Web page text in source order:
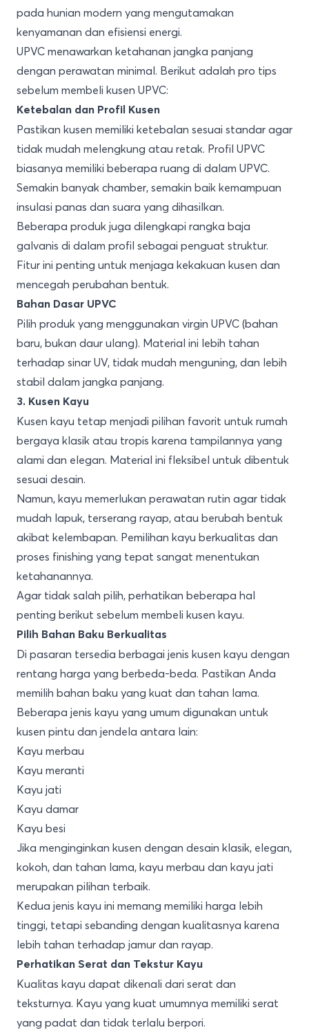
pada hunian modern yang mengutamakan
kenyamanan dan efisiensi energi.
UPVC menawarkan ketahanan jangka panjang
dengan perawatan minimal. Berikut adalah pro tips
sebelum membeli kusen UPVC:
Ketebalan dan Profil Kusen
Pastikan kusen memiliki ketebalan sesuai standar agar
tidak mudah melengkung atau retak. Profil UPVC
biasanya memiliki beberapa ruang di dalam UPVC.
Semakin banyak chamber, semakin baik kemampuan
insulasi panas dan suara yang dihasilkan.
Beberapa produk juga dilengkapi rangka baja
galvanis di dalam profil sebagai penguat struktur.
Fitur ini penting untuk menjaga kekakuan kusen dan
mencegah perubahan bentuk.
Bahan Dasar UPVC
Pilih produk yang menggunakan virgin UPVC (bahan
baru, bukan daur ulang). Material ini lebih tahan
terhadap sinar UV, tidak mudah menguning, dan lebih
stabil dalam jangka panjang.
3. Kusen Kayu
Kusen kayu tetap menjadi pilihan favorit untuk rumah
bergaya klasik atau tropis karena tampilannya yang
alami dan elegan. Material ini fleksibel untuk dibentuk
sesuai desain.
Namun, kayu memerlukan perawatan rutin agar tidak
mudah lapuk, terserang rayap, atau berubah bentuk
akibat kelembapan. Pemilihan kayu berkualitas dan
proses finishing yang tepat sangat menentukan
ketahanannya.
Agar tidak salah pilih, perhatikan beberapa hal
penting berikut sebelum membeli kusen kayu.
Pilih Bahan Baku Berkualitas
Di pasaran tersedia berbagai jenis kusen kayu dengan
rentang harga yang berbeda-beda. Pastikan Anda
memilih bahan baku yang kuat dan tahan lama.
Beberapa jenis kayu yang umum digunakan untuk
kusen pintu dan jendela antara lain:
Kayu merbau
Kayu meranti
Kayu jati
Kayu damar
Kayu besi
Jika menginginkan kusen dengan desain klasik, elegan,
kokoh, dan tahan lama, kayu merbau dan kayu jati
merupakan pilihan terbaik.
Kedua jenis kayu ini memang memiliki harga lebih
tinggi, tetapi sebanding dengan kualitasnya karena
lebih tahan terhadap jamur dan rayap.
Perhatikan Serat dan Tekstur Kayu
Kualitas kayu dapat dikenali dari serat dan
teksturnya. Kayu yang kuat umumnya memiliki serat
yang padat dan tidak terlalu berpori.